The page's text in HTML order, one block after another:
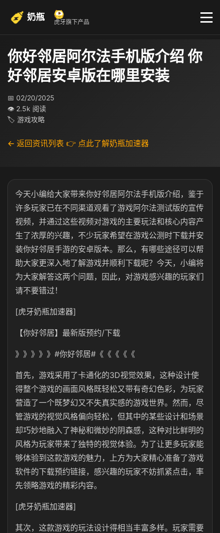
奶瓶 虎牙旗下产品
你好邻居阿尔法手机版介绍 你
好邻居安卓版在哪里安装
📅 02/20/2025
👁 2.5k 阅读
🏷 游戏攻略
← 返回资讯列表 👉 点此了解奶瓶加速器
今天小编给大家带来你好邻居阿尔法手机版介绍，鉴于
许多玩家已在不同渠道观看了游戏阿尔法测试版的宣传
视频，并通过这些视频对游戏的主要玩法和核心内容产
生了浓厚的兴趣，不少玩家希望在游戏公测时下载并安
装你好邻居手游的安卓版本。那么，有哪些途径可以帮
助大家更深入地了解游戏并顺利下载呢？今天，小编将
为大家解答这两个问题，因此，对游戏感兴趣的玩家们
请不要错过！
[虎牙奶瓶加速器]
【你好邻居】最新版预约/下载
》》》》》#你好邻居#《《《《《
首先，游戏采用了卡通化的3D视觉效果，这种设计使
得整个游戏的画面风格既轻松又带有奇幻色彩，为玩家
营造了一个既梦幻又不失真实感的游戏世界。然而，尽
管游戏的视觉风格偏向轻松，但其中的某些设计和场景
却巧妙地融入了神秘和微妙的阴森感，这种对比鲜明的
风格为玩家带来了独特的视觉体验。为了让更多玩家能
够体验到这款游戏的魅力，上方为大家精心准备了游戏
软件的下载预约链接，感兴趣的玩家不妨抓紧点击，率
先领略游戏的精彩内容。
[虎牙奶瓶加速器]
其次，这款游戏的玩法设计得相当丰富多样。玩家需要